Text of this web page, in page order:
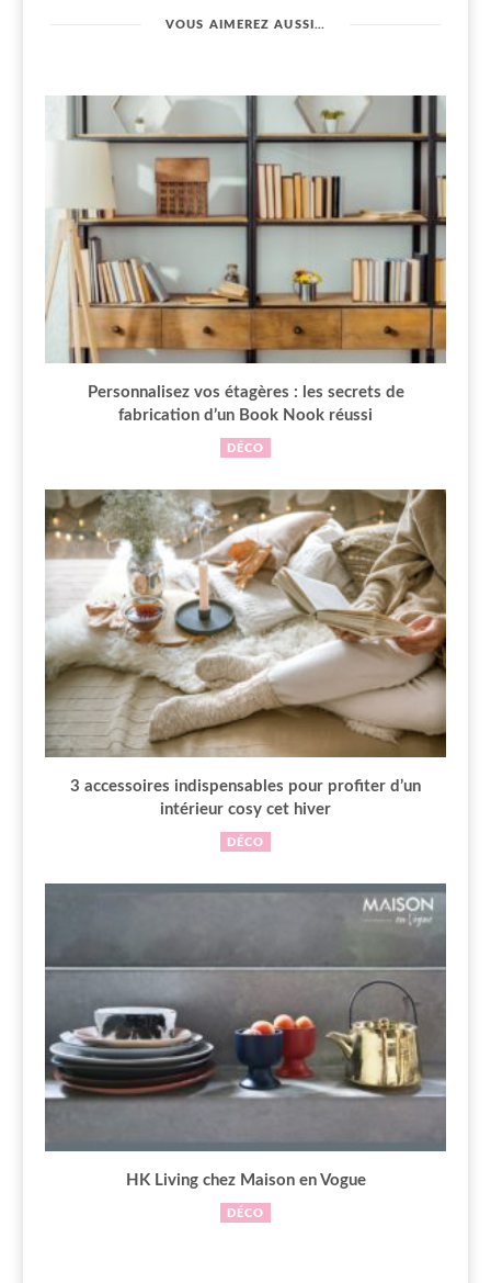
VOUS AIMEREZ AUSSI…
Personnalisez vos étagères : les secrets de
fabrication d’un Book Nook réussi
DÉCO
3 accessoires indispensables pour profiter d’un
intérieur cosy cet hiver
DÉCO
HK Living chez Maison en Vogue
DÉCO